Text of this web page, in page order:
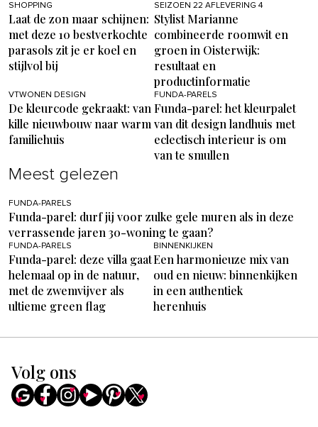
SHOPPING
Laat de zon maar schijnen:
met deze 10 bestverkochte
parasols zit je er koel en
stijlvol bij
SEIZOEN 22 AFLEVERING 4
Stylist Marianne
combineerde roomwit en
groen in Oisterwijk:
resultaat en
productinformatie
VTWONEN DESIGN
De kleurcode gekraakt: van
kille nieuwbouw naar warm
familiehuis
FUNDA-PARELS
Funda-parel: het kleurpalet
van dit design landhuis met
eclectisch interieur is om
van te smullen
Meest gelezen
FUNDA-PARELS
Funda-parel: durf jij voor zulke gele muren als in deze
verrassende jaren 30-woning te gaan?
FUNDA-PARELS
Funda-parel: deze villa gaat
helemaal op in de natuur,
met de zwemvijver als
ultieme green flag
BINNENKIJKEN
Een harmonieuze mix van
oud en nieuw: binnenkijken
in een authentiek
herenhuis
Volg ons